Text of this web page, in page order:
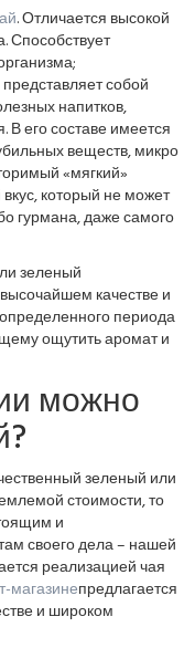
. Отличается высокой
Способствует
собой
напитков,
его составе имеется
веществ, микро
«мягкий»
который не может
гурмана, даже самого
зеленый
качестве и
периода
ощутить аромат и
можно
зеленый или
стоимости, то
и
своего дела – нашей
реализацией чая
магазинепредлагается
и широком